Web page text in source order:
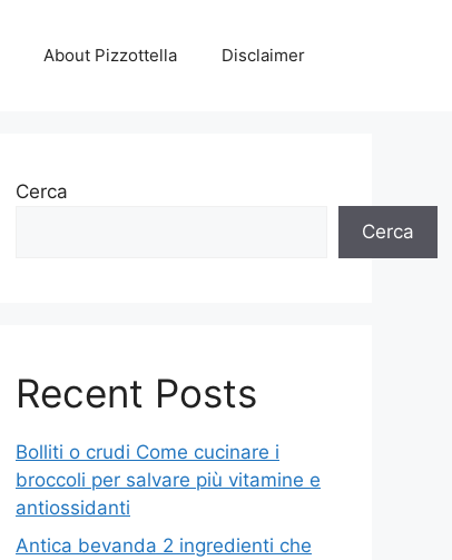
About Pizzottella Disclaimer
Cerca
Cerca
Recent Posts
Bolliti o crudi Come cucinare i
broccoli per salvare più vitamine e
antiossidanti
Antica bevanda 2 ingredienti che